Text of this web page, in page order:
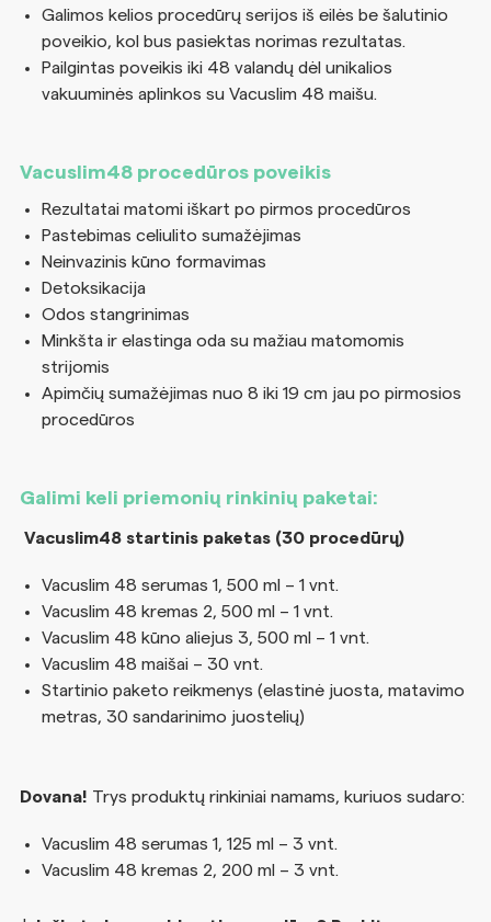
Galimos kelios procedūrų serijos iš eilės be šalutinio
poveikio, kol bus pasiektas norimas rezultatas.
Pailgintas poveikis iki 48 valandų dėl unikalios
vakuuminės aplinkos su Vacuslim 48 maišu.
Vacuslim48 procedūros poveikis
Rezultatai matomi iškart po pirmos procedūros
Pastebimas celiulito sumažėjimas
Neinvazinis kūno formavimas
Detoksikacija
Odos stangrinimas
Minkšta ir elastinga oda su mažiau matomomis
strijomis
Apimčių sumažėjimas nuo 8 iki 19 cm jau po pirmosios
procedūros
Galimi keli priemonių rinkinių paketai:
Vacuslim48 startinis paketas (30 procedūrų)
Vacuslim 48 serumas 1, 500 ml – 1 vnt.
Vacuslim 48 kremas 2, 500 ml – 1 vnt.
Vacuslim 48 kūno aliejus 3, 500 ml – 1 vnt.
Vacuslim 48 maišai – 30 vnt.
Startinio paketo reikmenys (elastinė juosta, matavimo
metras, 30 sandarinimo juostelių)
Dovana! Trys produktų rinkiniai namams, kuriuos sudaro:
Vacuslim 48 serumas 1, 125 ml – 3 vnt.
Vacuslim 48 kremas 2, 200 ml – 3 vnt.